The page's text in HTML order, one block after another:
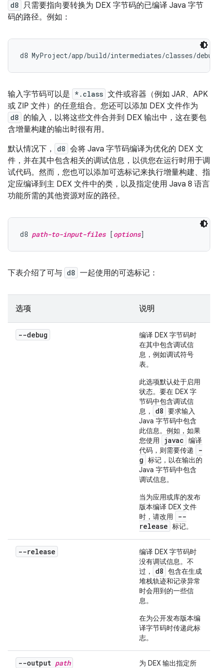
d8 只需要指向要转换为 DEX 字节码的已编译 Java 字节
码的路径。例如：
输入字节码可以是 *.class 文件或容器（例如 JAR、APK
或 ZIP 文件）的任意组合。您还可以添加 DEX 文件作为
d8 的输入，以将这些文件合并到 DEX 输出中，这在要包
含增量构建的输出时很有用。
默认情况下，
d8 会将 Java 字节码编译为优化的 DEX 文
件，并在其中包含相关的调试信息，以供您在运行时用于调
试代码。然而，您也可以添加可选标记来执行增量构建、指
定应编译到主 DEX 文件中的类，以及指定使用 Java 8 语言
功能所需的其他资源对应的路径。
d8 path-to-input-files [options
下表介绍了可与 d8 一起使用的可选标记：
选项 说明
--debug
编译 DEX 字节码时
在其中包含调试信
息，例如调试符号
表。
此选项默认处于启用
状态。要在 DEX 字
节码中包含调试信
息，
d8 要求输入
Java 字节码中包含
此信息。例如，如果
您使用
javac 编译
代码，则需要传递
-
g 标记，以在输出的
Java 字节码中包含
调试信息。
当为应用或库的发布
版本编译 DEX 文件
时，请改用
--
release 标记。
--release
编译 DEX 字节码时
没有调试信息。不
过，
d8 包含在生成
堆栈轨迹和记录异常
时会用到的一些信
息。
在为公开发布版本编
译字节码时传递此标
志。
--output path
为 DEX 输出指定所